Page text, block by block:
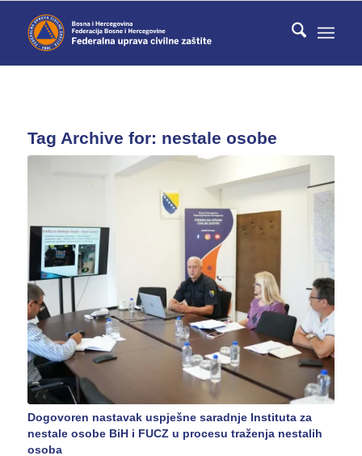
Tag Archive for: nestale osobe
Dogovoren nastavak uspješne saradnje Instituta za
nestale osobe BiH i FUCZ u procesu traženja nestalih
osoba